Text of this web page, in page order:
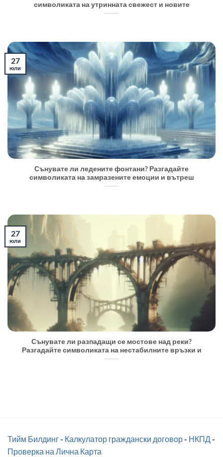
символиката на утринната свежест и новите
Сънувате ли ледените фонтани? Разгадайте
символиката на замразените емоции и вътреш
27
юли
Сънувате ли разпадащи се мостове над реки?
Разгадайте символиката на нестабилните връзки и
27
юли
Тийм Билдинг- Калкулатор граждански договор- НКПД-
Проверка на Лична Карта